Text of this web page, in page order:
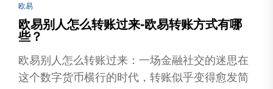
欧易
欧易别人怎么转账过来-欧易转账方式有哪
些？
欧易别人怎么转账过来：一场金融社交的迷思在
这个数字货币横行的时代，转账似乎变得愈发简